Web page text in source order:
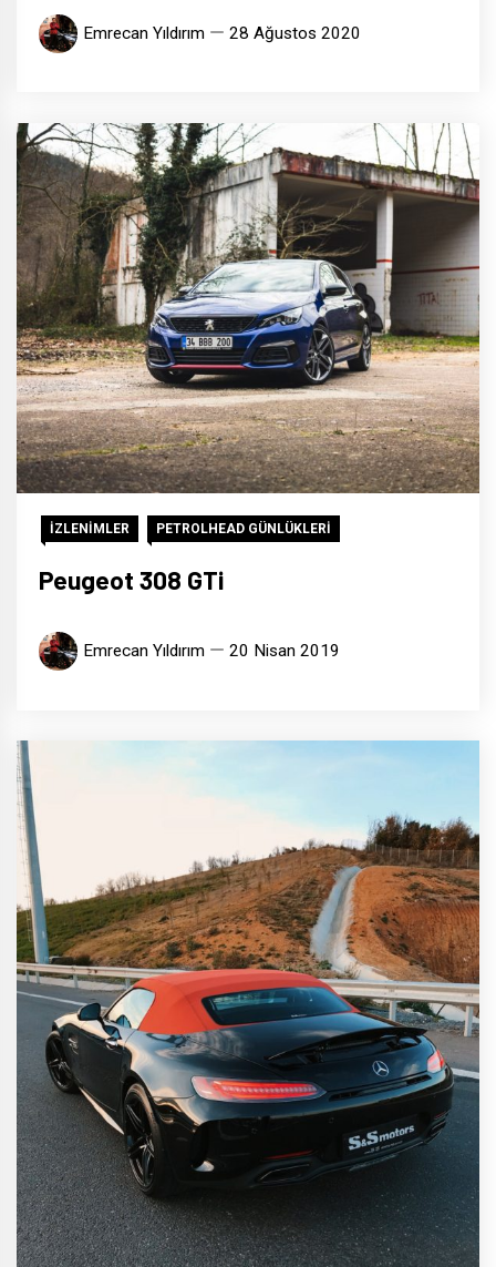
Emrecan Yıldırım 28 Ağustos 2020
İZLENİMLER PETROLHEAD GÜNLÜKLERİ
Peugeot 308 GTi
Emrecan Yıldırım 20 Nisan 2019